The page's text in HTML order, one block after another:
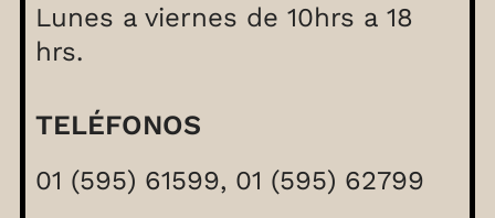
Lunes a viernes de 10hrs a 18
hrs.
TELÉFONOS
01 (595) 61599, 01 (595) 62799